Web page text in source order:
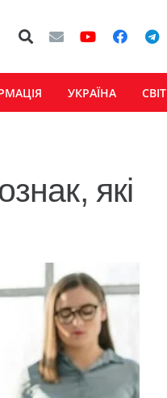
УКРАЇНА СВІТ
які